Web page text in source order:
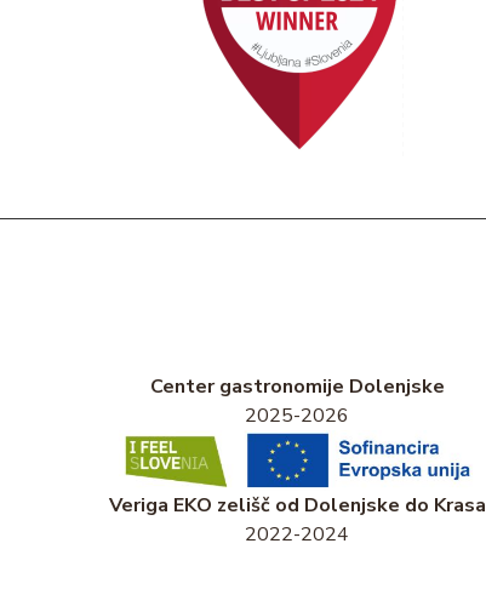
Center gastronomije Dolenjske
2025-2026
Veriga EKO zelišč od Dolenjske do Krasa
2022-2024